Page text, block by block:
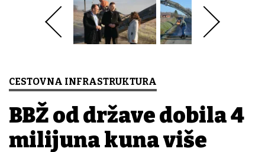
CESTOVNA INFRASTRUKTURA
BBŽ od države dobila 4
milijuna kuna više